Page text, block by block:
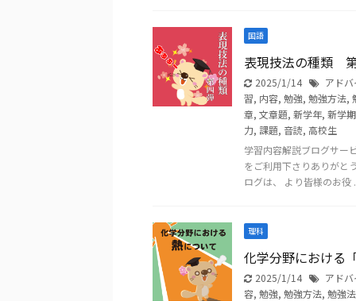
国語
表現技法の種類
2025/1/14
アド
習, 内容, 勉強, 勉強方法,
章, 文章題, 新学年, 新学期
力, 課題, 音読, 高校生
学習内容解説ブログサー
をご利用下さりありがと
ログは、 より皆様のお役
理科
化学分野における
2025/1/14
アド
容, 勉強, 勉強方法, 勉強法